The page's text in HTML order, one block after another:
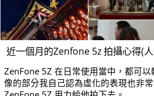
近一個月的Zenfone 5z 拍攝心得(
ZenFone 5Z 在日常使用當中，都可
像的部分我自己認為虛化的表現也非